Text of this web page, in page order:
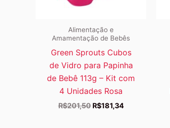
Alimentação e
Amamentação de Bebês
Green Sprouts Cubos
de Vidro para Papinha
de Bebê 113g – Kit com
4 Unidades Rosa
R$201,50 O
R$181,34O